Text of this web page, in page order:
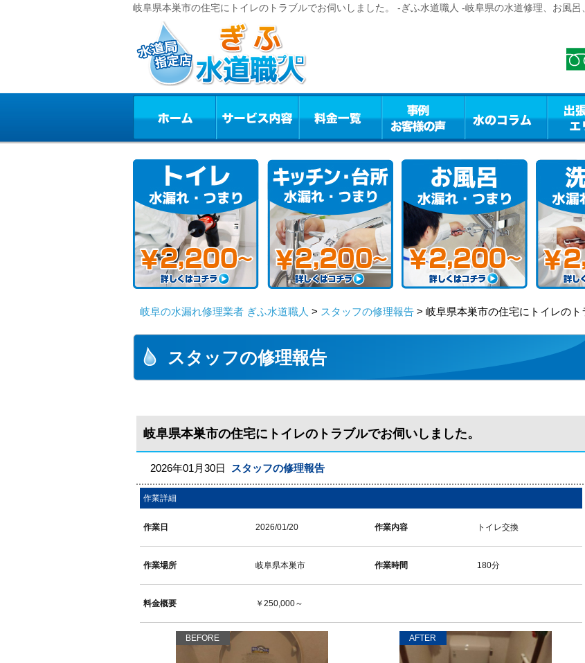
岐阜県本巣市の住宅にトイレのトラブルでお伺いしました。 -ぎふ水道職人 -岐阜県の水道修理、お風
岐阜の水漏れ修理業者 ぎふ水道職人 > スタッフの修理報告 > 岐阜県本巣市の住宅にトイレのト
スタッフの修理報告
岐阜県本巣市の住宅にトイレのトラブルでお伺いしました。
2026年01月30日 スタッフの修理報告
作業詳細
作業日 2026/01/20 作業内容 トイレ交換
作業場所 岐阜県本巣市 作業時間 180分
料金概要 ￥250,000～
BEFORE AFTER